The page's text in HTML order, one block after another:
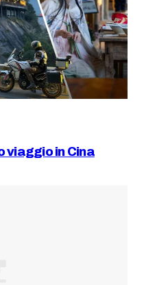
viaggio in Cina